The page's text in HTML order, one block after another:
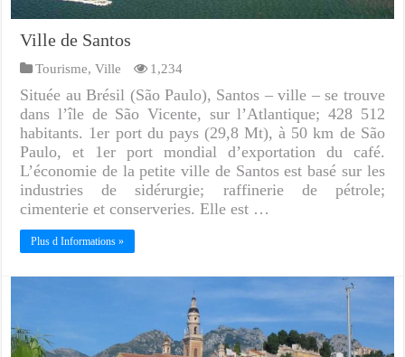
Ville de Santos
Tourisme,Ville 1,234
Située au Brésil (São Paulo), Santos – ville – se trouve
dans l’île de São Vicente, sur l’Atlantique; 428 512
habitants. 1er port du pays (29,8 Mt), à 50 km de São
Paulo, et 1er port mondial d’exportation du café.
L’économie de la petite ville de Santos est basé sur les
industries de sidérurgie; raffinerie de pétrole;
cimenterie et conserveries. Elle est …
Plus d Informations »